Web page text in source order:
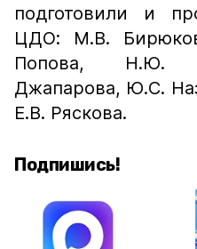
подготовили и
ЦДО: М.В.
Попова, Н.Ю.
Джапарова, Ю.С.
Е.В. Ряскова.
Подпишись!